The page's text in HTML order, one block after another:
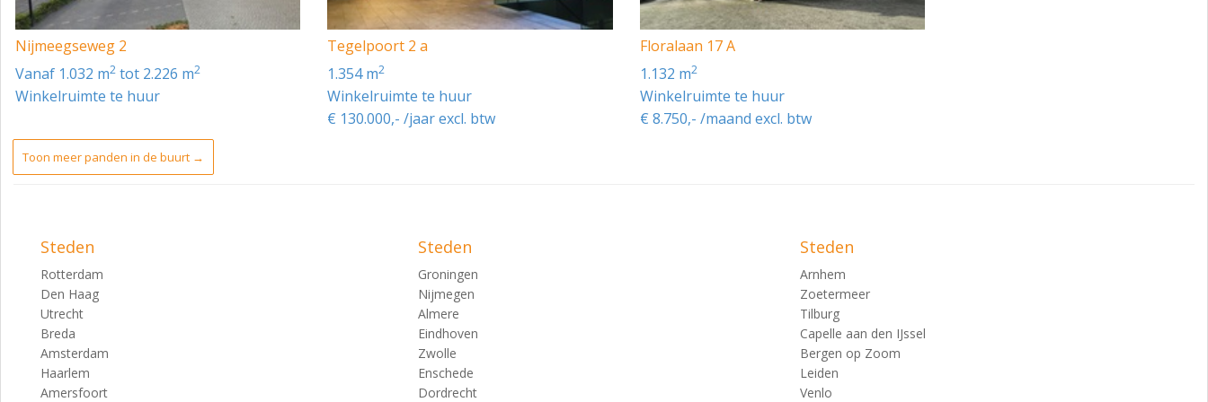
Nijmeegseweg 2
vanaf 1.032 m2 tot 2.226 m2
Winkelruimte te huur
Tegelpoort 2 a
1.354 m2
Winkelruimte te huur
€ 130.000,- /jaar excl. btw
Floralaan 17 A
1.132 m2
Winkelruimte te huur
€ 8.750,- /maand excl. btw
Toon meer panden in de buurt →
Steden
Rotterdam
Den Haag
Utrecht
Breda
Amsterdam
Haarlem
Amersfoort
Steden
Groningen
Nijmegen
Almere
Eindhoven
Zwolle
Enschede
Dordrecht
Steden
Arnhem
Zoetermeer
Tilburg
Capelle aan den IJssel
Bergen op Zoom
Leiden
Venlo